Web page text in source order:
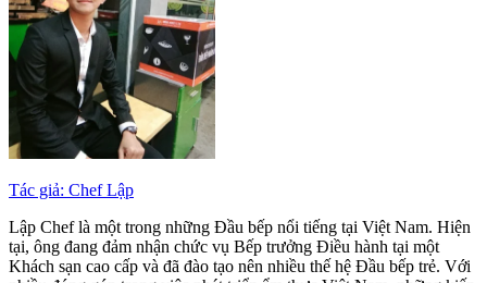
Tác giả: Chef Lập
Lập Chef là một trong những Đầu bếp nổi tiếng tại Việt Nam. Hiện
tại, ông đang đảm nhận chức vụ Bếp trưởng Điều hành tại một
Khách sạn cao cấp và đã đào tạo nên nhiều thế hệ Đầu bếp trẻ. Với